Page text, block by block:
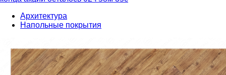
Архитектура
Напольные покрытия